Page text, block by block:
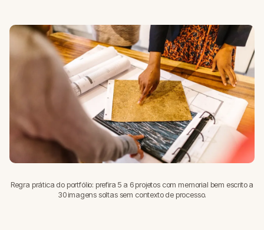
Regra prática do portfólio: prefira 5 a 6 projetos com memorial bem escrito a
30 imagens soltas sem contexto de processo.